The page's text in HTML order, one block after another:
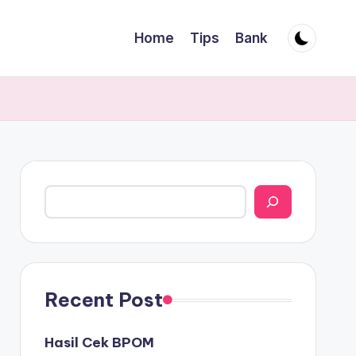
Home Tips Bank
Search
Recent Post
Hasil Cek BPOM